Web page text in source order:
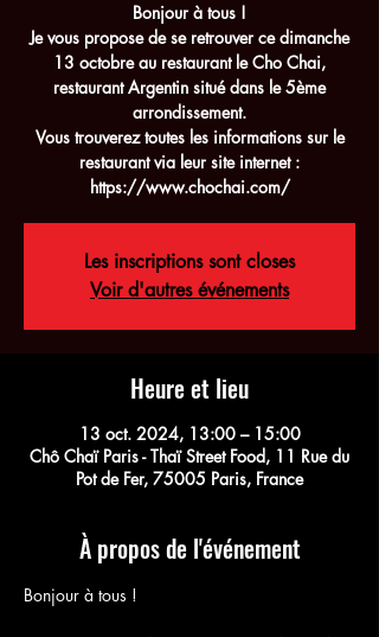
Bonjour à tous !
Je vous propose de se retrouver ce dimanche
13 octobre au restaurant le Cho Chai,
restaurant Argentin situé dans le 5ème
arrondissement.
Vous trouverez toutes les informations sur le
restaurant via leur site internet :
https://www.chochai.com/
Les inscriptions sont closes
Voir d'autres événements
Heure et lieu
13 oct. 2024, 13:00 – 15:00
Chô Chaï Paris - Thaï Street Food, 11 Rue du
Pot de Fer, 75005 Paris, France
À propos de l'événement
Bonjour à tous !